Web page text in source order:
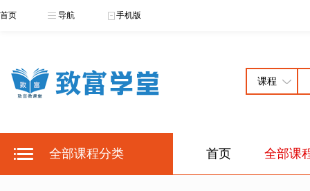
首页 导航 手机版
全部课程分类 首页 全部课